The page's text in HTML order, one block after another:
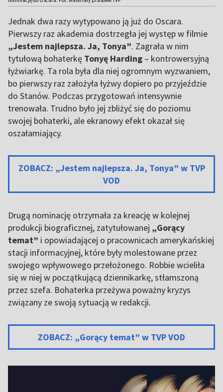
Jednak dwa razy wytypowano ją już do Oscara.
Pierwszy raz akademia dostrzegła jej występ w filmie
„Jestem najlepsza. Ja, Tonya”. Zagrała w nim
tytułową bohaterkę Tonyę Harding – kontrowersyjną
łyżwiarkę. Ta rola była dla niej ogromnym wyzwaniem,
bo pierwszy raz założyła łyżwy dopiero po przyjeździe
do Stanów. Podczas przygotowań intensywnie
trenowała. Trudno było jej zbliżyć się do poziomu
swojej bohaterki, ale ekranowy efekt okazał się
oszałamiający.
ZOBACZ: „Jestem najlepsza. Ja, Tonya” w TVP
VOD
Drugą nominację otrzymała za kreację w kolejnej
produkcji biograficznej, zatytułowanej „Gorący
temat” i opowiadającej o pracownicach amerykańskiej
stacji informacyjnej, które były molestowane przez
swojego wpływowego przełożonego. Robbie wcieliła
się w niej w początkującą dziennikarkę, stłamszoną
przez szefa. Bohaterka przeżywa poważny kryzys
związany ze swoją sytuacją w redakcji.
ZOBACZ: „Gorący temat” w TVP VOD